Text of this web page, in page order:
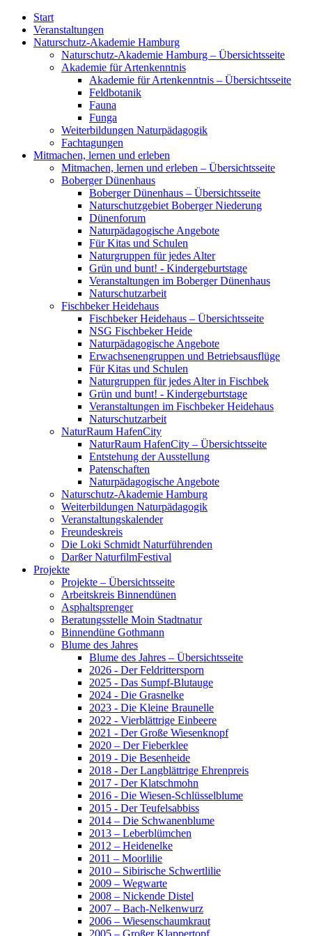
Start
Veranstaltungen
Naturschutz-Akademie Hamburg
Naturschutz-Akademie Hamburg – Übersichtsseite
Akademie für Artenkenntnis
Akademie für Artenkenntnis – Übersichtsseite
Feldbotanik
Fauna
Funga
Weiterbildungen Naturpädagogik
Fachtagungen
Mitmachen, lernen und erleben
Mitmachen, lernen und erleben – Übersichtsseite
Boberger Dünenhaus
Boberger Dünenhaus – Übersichtsseite
Naturschutzgebiet Boberger Niederung
Dünenforum
Naturpädagogische Angebote
Für Kitas und Schulen
Naturgruppen für jedes Alter
Grün und bunt! - Kindergeburtstage
Veranstaltungen im Boberger Dünenhaus
Naturschutzarbeit
Fischbeker Heidehaus
Fischbeker Heidehaus – Übersichtsseite
NSG Fischbeker Heide
Naturpädagogische Angebote
Erwachsenengruppen und Betriebsausflüge
Für Kitas und Schulen
Naturgruppen für jedes Alter in Fischbek
Grün und bunt! - Kindergeburtstage
Veranstaltungen im Fischbeker Heidehaus
Naturschutzarbeit
NaturRaum HafenCity
NaturRaum HafenCity – Übersichtsseite
Entstehung der Ausstellung
Patenschaften
Naturpädagogische Angebote
Naturschutz-Akademie Hamburg
Weiterbildungen Naturpädagogik
Veranstaltungskalender
Freundeskreis
Die Loki Schmidt Naturführenden
Darßer NaturfilmFestival
Projekte
Projekte – Übersichtsseite
Arbeitskreis Binnendünen
Asphaltsprenger
Beratungsstelle Moin Stadtnatur
Binnendüne Gothmann
Blume des Jahres
Blume des Jahres – Übersichtsseite
2026 - Der Feldrittersporn
2025 - Das Sumpf-Blutauge
2024 - Die Grasnelke
2023 - Die Kleine Braunelle
2022 - Vierblättrige Einbeere
2021 - Der Große Wiesenknopf
2020 – Der Fieberklee
2019 - Die Besenheide
2018 - Der Langblättrige Ehrenpreis
2017 - Der Klatschmohn
2016 - Die Wiesen-Schlüsselblume
2015 - Der Teufelsabbiss
2014 – Die Schwanenblume
2013 – Leberblümchen
2012 – Heidenelke
2011 – Moorlilie
2010 – Sibirische Schwertlilie
2009 – Wegwarte
2008 – Nickende Distel
2007 – Bach-Nelkenwurz
2006 – Wiesenschaumkraut
2005 – Großer Klappertopf